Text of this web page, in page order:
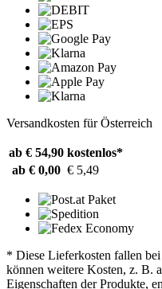
Versandkosten für Österreich
ab € 54,90 kostenlos*
ab € 0,00 € 5,49
* Diese Lieferkosten fallen
können weitere Kosten, z. B.
Eigenschaften der Produkte,